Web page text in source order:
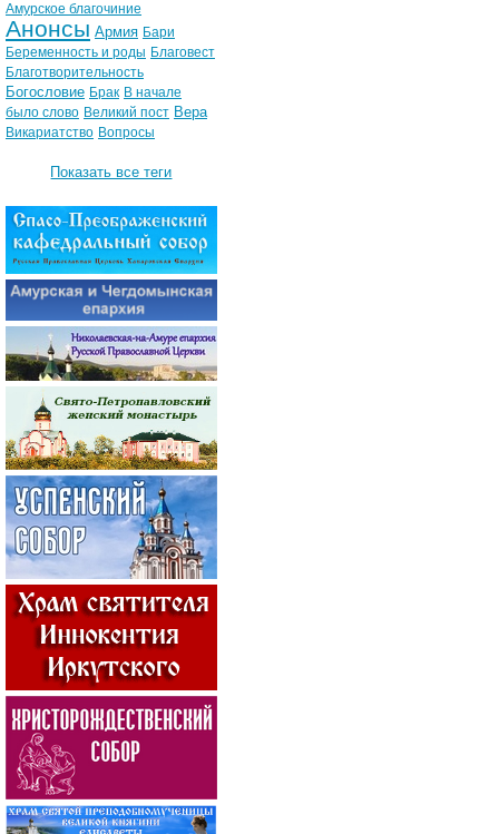
Амурское благочиние
Анонсы Армия Бари
Беременность и роды Благовест
Благотворительность
Богословие Брак В начале
было слово Великий пост Вера
Викариатство Вопросы
Показать все теги